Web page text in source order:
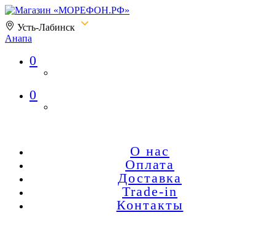
Усть-Лабинск
Анапа
Магазин «МОРЕФОН.РФ»
0
0
О нас
Оплата
Доставка
Trade-in
Контакты